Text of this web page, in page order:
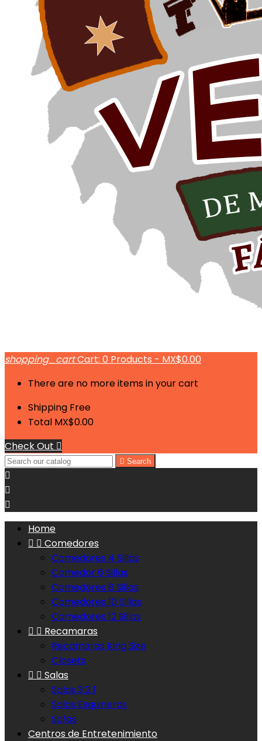
shopping_cartCart: 0 Products - MX$0.00
There are no more items in your cart
Shipping Free
Total MX$0.00
Check Out 
 Search



Home
  Comedores
Comedores 4 Sillas
Comedor 6 Sillas
Comedores 8 Sillas
Comedores 10 Sillas
Comedores 12 Sillas
  Recamaras
Recamaras King Size
Closets
  Salas
Salas 3 2 1
Salas Esquineras
Sofas
Centros de Entretenimiento